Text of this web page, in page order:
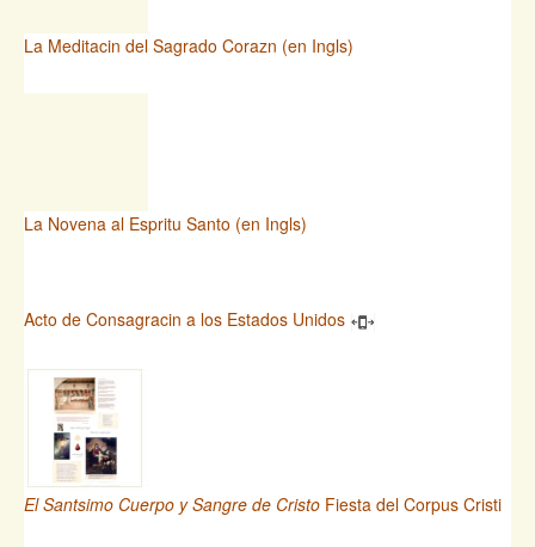
La Meditacin del Sagrado Corazn (en Ingls)
La Novena al Espritu Santo (en Ingls)
Acto de Consagracin a los Estados Unidos
El Santsimo Cuerpo y Sangre de Cristo Fiesta del Corpus Cristi